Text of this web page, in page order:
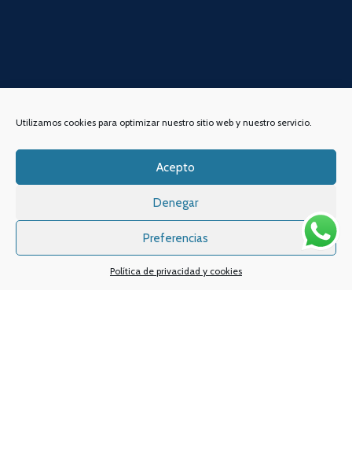
Utilizamos cookies para optimizar nuestro sitio web y nuestro servicio.
Acepto
Denegar
Preferencias
Política de privacidad y cookies
DIRECCIÓN
VAPIN, Espacio de Vapeo
C/Alameda de San Antón,